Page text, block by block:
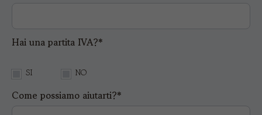
Hai una partita IVA?*
SI NO
Come possiamo aiutarti?*